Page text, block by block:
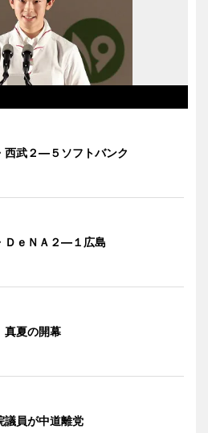
西武２―５ソフトバンク
ＤｅＮＡ２―１広島
真夏の開幕
議員が中道離党